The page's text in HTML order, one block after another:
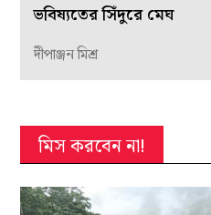
ভবিষ্যতের সিঁদুরে মেঘ
দীপাঞ্জন মিশ্র
মিস করবেন না!